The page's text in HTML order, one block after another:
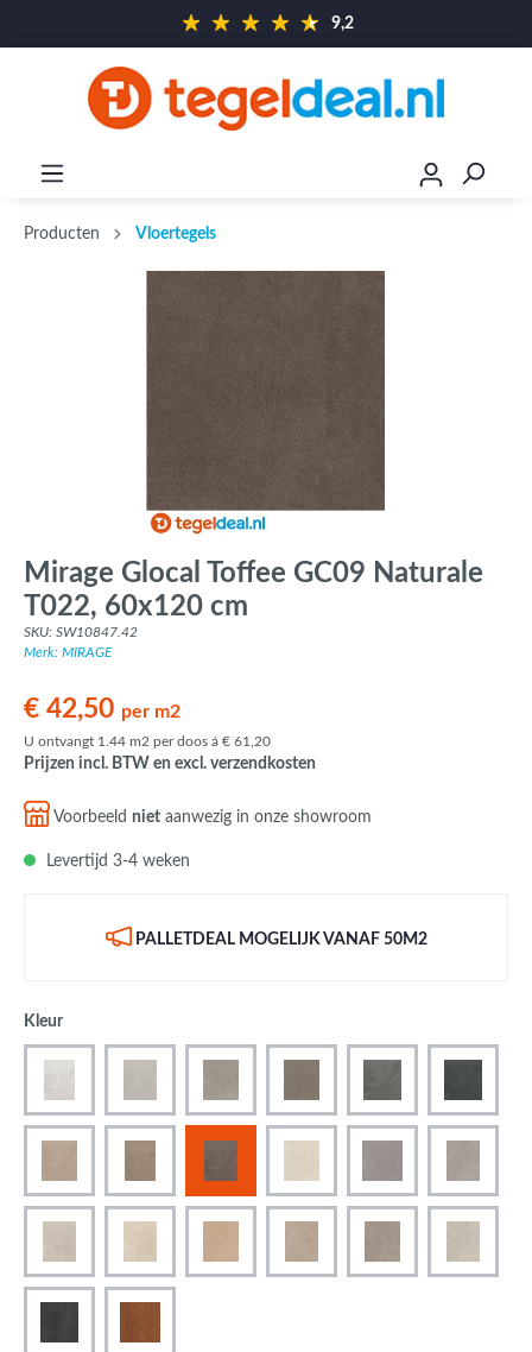
9,2
Producten Vloertegels
Mirage Glocal Toffee GC09 Naturale
T022, 60x120 cm
SKU: SW10847.42
Merk: MIRAGE
€ 42,50 per m2
U ontvangt 1.44 m2 per doos á € 61,20
Prijzen incl. BTW en excl. verzendkosten
Voorbeeld niet aanwezig in onze showroom
Levertijd 3-4 weken
PALLETDEAL MOGELIJK VANAF 50M2
Kleur